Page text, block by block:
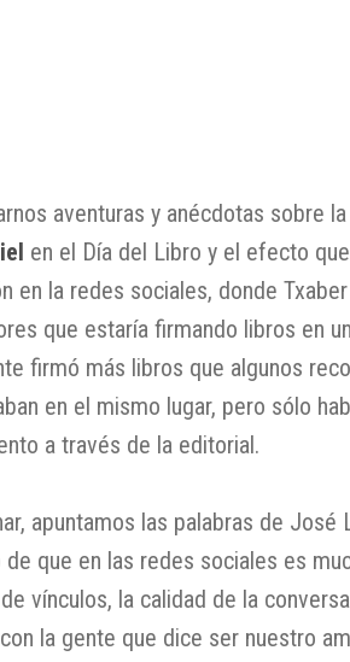
aventuras y anécdotas sobre
en el Día del Libro y el efecto
en la redes sociales, donde
que estaría firmando libros en
firmó más libros que algunos
en el mismo lugar, pero sólo
a través de la editorial.
apuntamos las palabras de José
de que en las redes sociales es
vínculos, la calidad de la
la gente que dice ser nuestro